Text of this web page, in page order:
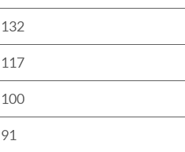
132
117
100
91